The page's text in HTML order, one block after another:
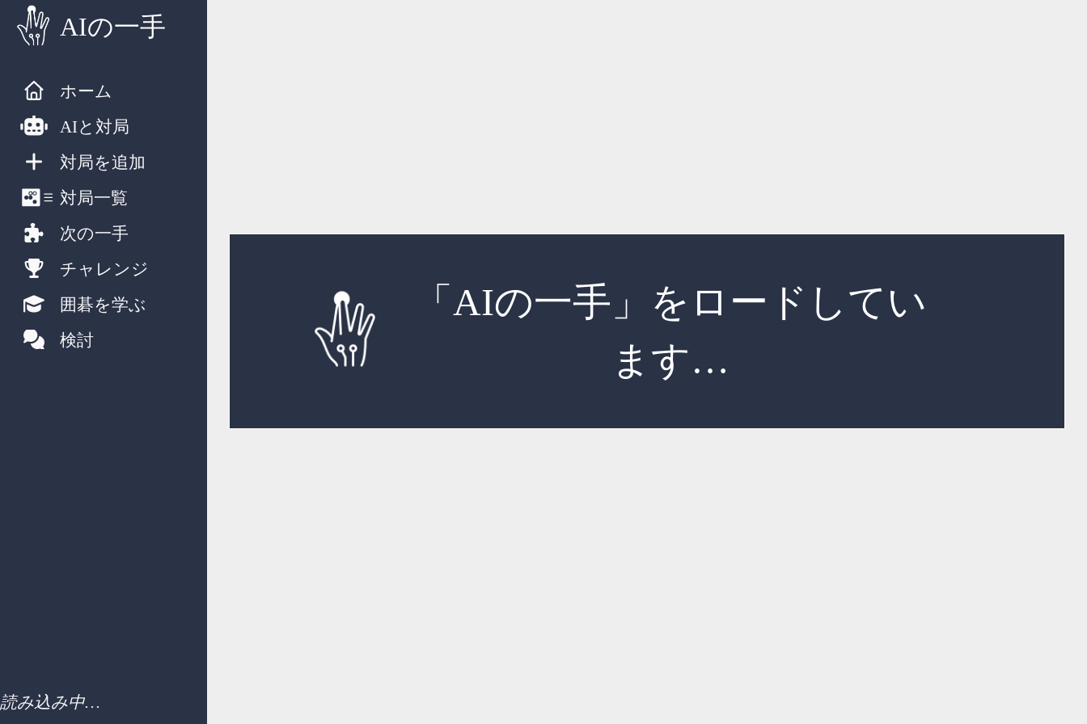
AIの一手
ホーム
AIと対局
対局を追加
対局一覧
次の一手
チャレンジ
囲碁を学ぶ
検討
読み込み中…
「AIの一手」をロードしてい
ます…